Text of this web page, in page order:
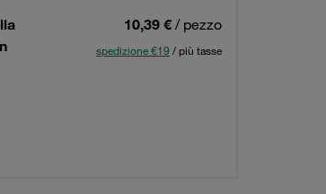
10,39 € / pezzo
spedizione €19 / più tasse